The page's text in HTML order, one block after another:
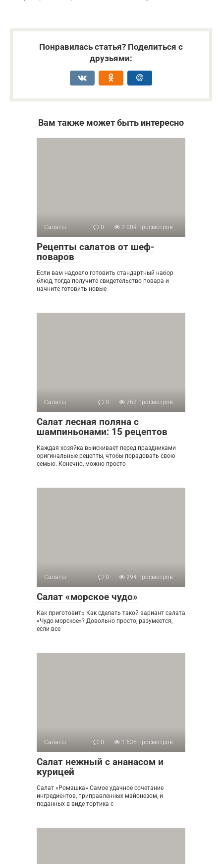
Понравилась статья? Поделиться с
друзьями:
Вам также может быть интересно
Салаты 0 2 009 просмотров
Рецепты салатов от шеф-
поваров
Если вам надоело готовить стандартный набор
блюд, тогда получите свидетельство повара и
начните готовить новые
Салаты 0 762 просмотров
Салат лесная поляна с
шампиньонами: 15 рецептов
Каждая хозяйка выискивает перед праздниками
оригинальные рецепты, чтобы порадовать свою
семью. Конечно, можно просто
Салаты 0 294 просмотров
Салат «морское чудо»
Как приготовить Как сделать такой вариант салата
«Чудо морское»? Довольно просто, разумеется,
если все
Салаты 0 1 635 просмотров
Салат нежный с ананасом и
курицей
Салат «Ромашка» Самое удачное сочетание
ингредиентов, приправленных майонезом, и
поданных в виде тортика с